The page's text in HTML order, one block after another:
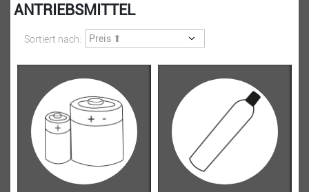
ANTRIEBSMITTEL
Sortiert nach: